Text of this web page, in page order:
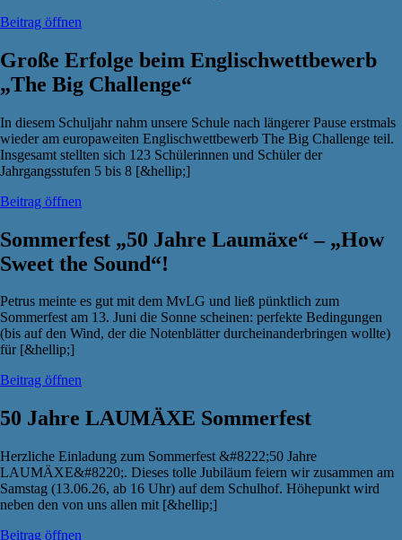
Beitrag öffnen
Große Erfolge beim Englischwettbewerb
„The Big Challenge“
In diesem Schuljahr nahm unsere Schule nach längerer Pause erstmals
wieder am europaweiten Englischwettbewerb The Big Challenge teil.
Insgesamt stellten sich 123 Schülerinnen und Schüler der
Jahrgangsstufen 5 bis 8 [&hellip;]
Beitrag öffnen
Sommerfest „50 Jahre Laumäxe“ – „How
Sweet the Sound“!
Petrus meinte es gut mit dem MvLG und ließ pünktlich zum
Sommerfest am 13. Juni die Sonne scheinen: perfekte Bedingungen
(bis auf den Wind, der die Notenblätter durcheinanderbringen wollte)
für [&hellip;]
Beitrag öffnen
50 Jahre LAUMÄXE Sommerfest
Herzliche Einladung zum Sommerfest &#8222;50 Jahre
LAUMÄXE&#8220;. Dieses tolle Jubiläum feiern wir zusammen am
Samstag (13.06.26, ab 16 Uhr) auf dem Schulhof. Höhepunkt wird
neben den von uns allen mit [&hellip;]
Beitrag öffnen